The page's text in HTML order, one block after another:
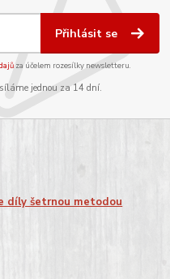
Přihlásit se
za účelem rozesílky newsletteru.
jednou za 14 dní.
díly šetrnou metodou